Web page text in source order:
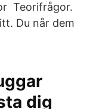
Teorifrågor.
Du når dem
dig